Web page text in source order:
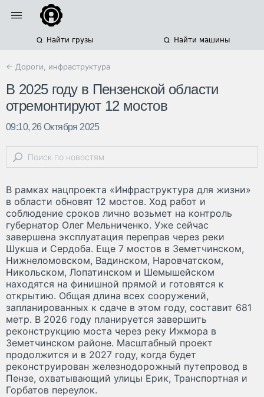
Найти грузы Найти машины
← Дороги, инфраструктура
В 2025 году в Пензенской области
отремонтируют 12 мостов
09:10, 26 Октября 2025
В рамках нацпроекта «Инфраструктура для жизни»
в области обновят 12 мостов. Ход работ и
соблюдение сроков лично возьмет на контроль
губернатор Олег Мельниченко. Уже сейчас
завершена эксплуатация переправ через реки
Шукша и Сердоба. Еще 7 мостов в Земетчинском,
Нижнеломовском, Вадинском, Наровчатском,
Никольском, Лопатинском и Шемышейском
находятся на финишной прямой и готовятся к
открытию. Общая длина всех сооружений,
запланированных к сдаче в этом году, составит 681
метр. В 2026 году планируется завершить
реконструкцию моста через реку Ижмора в
Земетчинском районе. Масштабный проект
продолжится и в 2027 году, когда будет
реконструирован железнодорожный путепровод в
Пензе, охватывающий улицы Ерик, Транспортная и
Горбатов переулок.